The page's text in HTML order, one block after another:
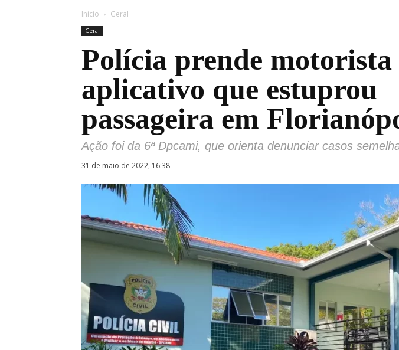
Inicio Geral
Geral
Polícia prende motorista
aplicativo que estuprou
passageira em
Ação foi da 6ª Dpcami, que orienta denunciar casos
31 de maio de 2022, 16:38